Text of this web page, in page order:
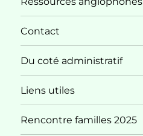
Contact
Du coté administratif
Liens utiles
Rencontre familles 2025